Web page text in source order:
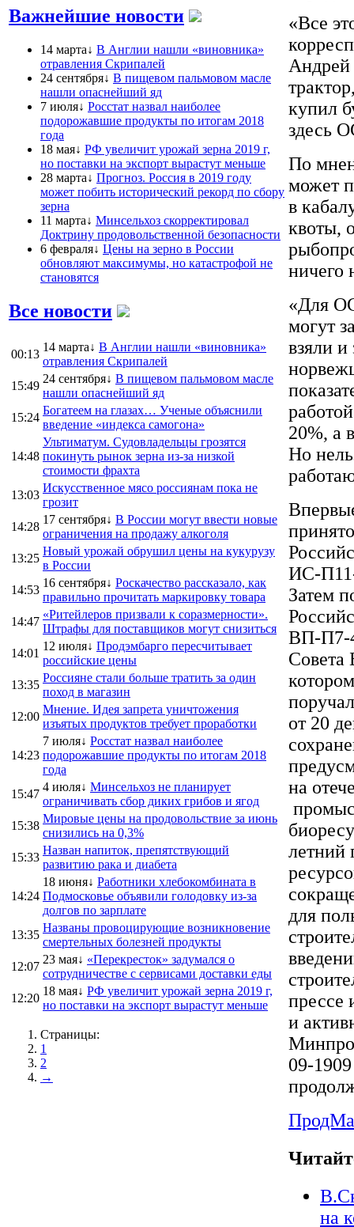
Важнейшие новости
14 марта↓ В Англии нашли «виновника»
отравления Скрипалей
24 сентября↓ В пищевом пальмовом масле
нашли опаснейший яд
7 июля↓ Росстат назвал наиболее
подорожавшие продукты по итогам 2018
года
18 мая↓ РФ увеличит урожай зерна 2019 г,
но поставки на экспорт вырастут меньше
28 марта↓ Прогноз. Россия в 2019 году
может побить исторический рекорд по сбору
зерна
11 марта↓ Минсельхоз скорректировал
Доктрину продовольственной безопасности
6 февраля↓ Цены на зерно в России
обновляют максимумы, но катастрофой не
становятся
Все новости
00:13
14 марта↓ В Англии нашли «виновника»
отравления Скрипалей
15:49
24 сентября↓ В пищевом пальмовом масле
нашли опаснейший яд
15:24
Богатеем на глазах… Ученые объяснили
введение «индекса самогона»
14:48
Ультиматум. Судовладельцы грозятся
покинуть рынок зерна из-за низкой
стоимости фрахта
13:03
Искусственное мясо россиянам пока не
грозит
14:28
17 сентября↓ В России могут ввести новые
ограничения на продажу алкоголя
13:25
Новый урожай обрушил цены на кукурузу
в России
14:53
16 сентября↓ Роскачество рассказало, как
правильно прочитать маркировку товара
14:47
«Ритейлеров призвали к соразмерности».
Штрафы для поставщиков могут снизиться
14:01
12 июля↓ Продэмбарго пересчитывает
российские цены
13:35
Россияне стали больше тратить за один
поход в магазин
12:00
Мнение. Идея запрета уничтожения
изъятых продуктов требует проработки
14:23
7 июля↓ Росстат назвал наиболее
подорожавшие продукты по итогам 2018
года
15:47
4 июля↓ Минсельхоз не планирует
ограничивать сбор диких грибов и ягод
15:38
Мировые цены на продовольствие за июнь
снизились на 0,3%
15:33
Назван напиток, препятствующий
развитию рака и диабета
14:24
18 июня↓ Работники хлебокомбината в
Подмосковье объявили голодовку из-за
долгов по зарплате
13:35
Названы провоцирующие возникновение
смертельных болезней продукты
12:07
23 мая↓ «Перекресток» задумался о
сотрудничестве с сервисами доставки еды
12:20
18 мая↓ РФ увеличит урожай зерна 2019 г,
но поставки на экспорт вырастут меньше
Страницы:
1
2
→
«Все
Андрей
купил
здесь
По
может
в
квоты,
ничего
«Для
могут
взяли
20%, а
Но
ИС-
Затем
ВП-П7-
Совета
от 20
на
летний
для
прессе
и
09-
на